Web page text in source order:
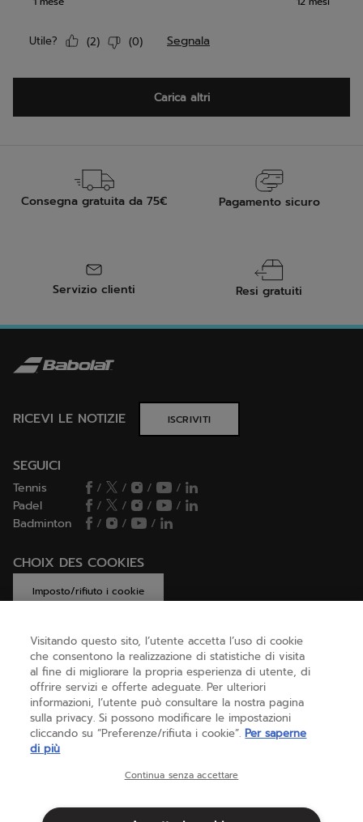
Consegna gratuita da 75€ Pagamento sicuro
Servizio clienti Resi gratuiti
RICEVI LE NOTIZIE ISCRIVITI
SEGUICI
Tennis / / /
/
Padel
/ / /
/
Badminton
/ / /
CHOIX DES COOKIES
Imposto/rifiuto i cookie
AIUTO
CHI SIAMO
Visitando questo sito, l’utente accetta l’uso di cookie
che consentono la realizzazione di statistiche di visita
al fine di migliorare la propria esperienza di utente, di
offrire servizi e offerte adeguate. Per ulteriori
informazioni, l’utente può consultare la nostra pagina
sulla privacy. Si possono modificare le impostazioni
cliccando su “Preferenze/rifiuta i cookie”. Per saperne
di più
Continua senza accettare